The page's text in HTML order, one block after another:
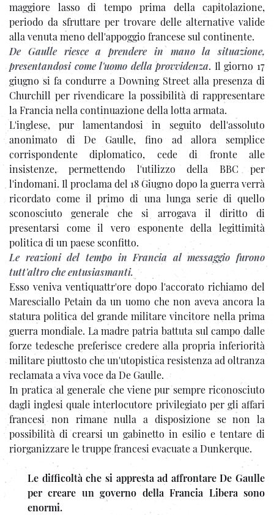
maggiore lasso di tempo prima della capitolazione,
periodo da sfruttare per trovare delle alternative valide
alla venuta meno dell'appoggio francese sul continente.
De Gaulle riesce a prendere in mano la situazione,
presentandosi come l'uomo della provvidenza. Il giorno 17
giugno si fa condurre a Downing Street alla presenza di
Churchill per rivendicare la possibilità di rappresentare
la Francia nella continuazione della lotta armata.
L'inglese, pur lamentandosi in seguito dell'assoluto
anonimato di De Gaulle, fino ad allora semplice
corrispondente diplomatico, cede di fronte alle
insistenze, permettendo l'utilizzo della BBC per
l'indomani. Il proclama del 18 Giugno dopo la guerra verrà
ricordato come il primo di una lunga serie di quello
sconosciuto generale che si arrogava il diritto di
presentarsi come il vero esponente della legittimità
politica di un paese sconfitto.
Le reazioni del tempo in Francia al messaggio furono
tutt'altro che entusiasmanti.
Esso veniva ventiquattr'ore dopo l'accorato richiamo del
Maresciallo Petain da un uomo che non aveva ancora la
statura politica del grande militare vincitore nella prima
guerra mondiale. La madre patria battuta sul campo dalle
forze tedesche preferisce credere alla propria inferiorità
militare piuttosto che un'utopistica resistenza ad oltranza
reclamata a viva voce da De Gaulle.
In pratica al generale che viene pur sempre riconosciuto
dagli inglesi quale interlocutore privilegiato per gli affari
francesi non rimane nulla a disposizione se non la
possibilità di crearsi un gabinetto in esilio e tentare di
riorganizzare le truppe francesi evacuate a Dunkerque.
Le difficoltà che si appresta ad affrontare De Gaulle
per creare un governo della Francia Libera sono
enormi.